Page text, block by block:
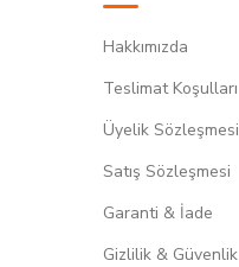
Hakkımızda
Teslimat Koşulları
Üyelik Sözleşmesi
Satış Sözleşmesi
Garanti & İade
Gizlilik & Güvenlik